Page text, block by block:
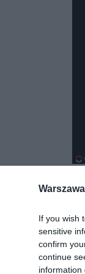
If you wish
sensitive
confirm
continue
information